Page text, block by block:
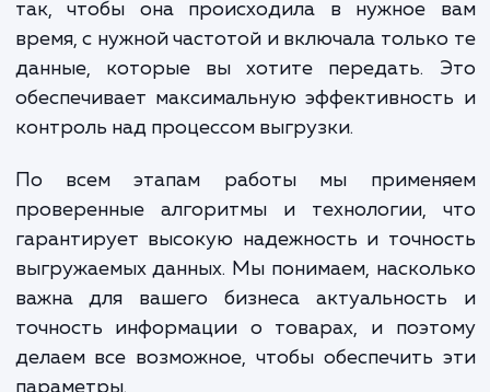
выполняются нашими
специалистами, которые имеют
знания и опыт в области управления
Одним из ключевых преимуществ,
получаете при использовании нашей
является возможность гибкой
процесса выгрузки в соответствии с
требованиями. Мы можем настроить
так, чтобы она происходила в нужное
время, с нужной частотой и включала